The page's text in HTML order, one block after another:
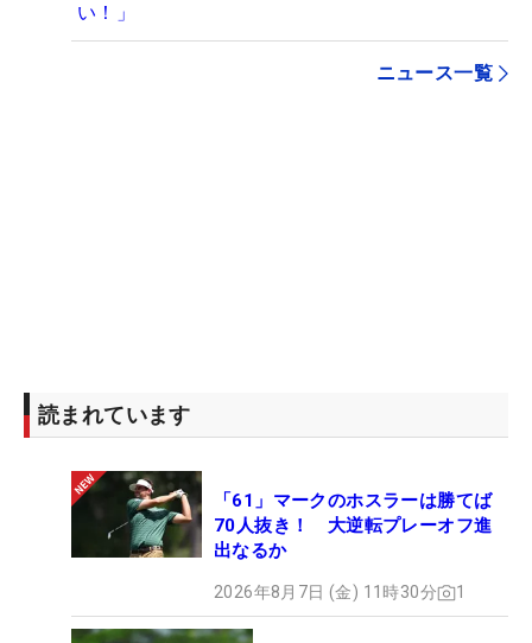
い！」
ニュース一覧
読まれています
「61」マークのホスラーは勝てば
70人抜き！ 大逆転プレーオフ進
出なるか
2026年8月7日 (金) 11時30分 1